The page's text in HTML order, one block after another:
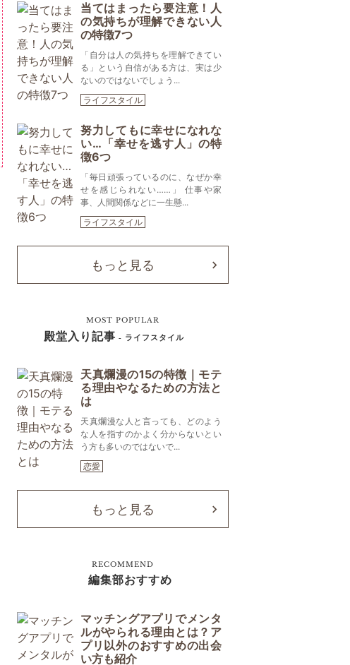
当てはまったら要注意！人
の気持ちが理解できない人
の特徴7つ
「自分は人の気持ちを理解できてい
る」という自信がある方は、実は少
ないのではないでしょう...
ライフスタイル
努力してもに幸せになれな
い…「幸せを逃す人」の特
徴6つ
「毎日頑張っているのに、なぜか幸
せを感じられない……」 仕事や家
事、人間関係などに一生懸...
ライフスタイル
もっと見る
MOST POPULAR
殿堂入り記事 - ライフスタイル
天真爛漫の15の特徴｜モテ
る理由やなるための方法と
は
天真爛漫な人と言っても、どのよう
な人を指すのかよく分からないとい
う方も多いのではないで...
恋愛
もっと見る
RECOMMEND
編集部おすすめ
マッチングアプリでメンタ
ルがやられる理由とは？ア
プリ以外のおすすめの出会
い方も紹介